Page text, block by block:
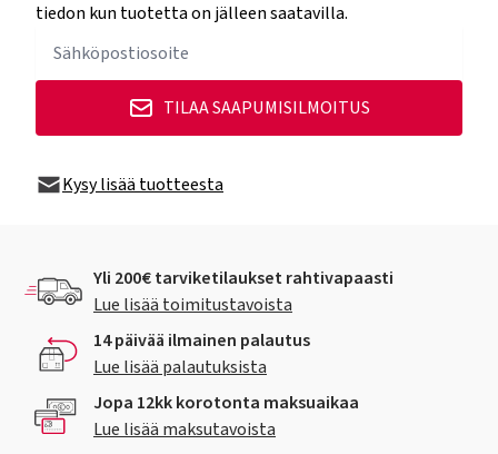
tiedon kun tuotetta on jälleen saatavilla.
TILAA SAAPUMISILMOITUS
Kysy lisää tuotteesta
Yli 200€ tarviketilaukset rahtivapaasti
Lue lisää toimitustavoista
14 päivää ilmainen palautus
Lue lisää palautuksista
Jopa 12kk korotonta maksuaikaa
Lue lisää maksutavoista